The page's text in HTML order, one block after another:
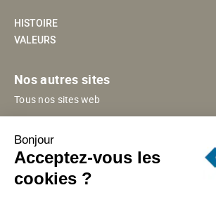
HISTOIRE
VALEURS
Nos autres sites
Tous nos sites web
POCLAIN EN CHINE
PORTAIL FOURNISSEURS
Bonjour
Acceptez-vous les
cookies ?